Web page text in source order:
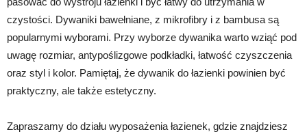
czystości. Dywaniki bawełniane, z mikrofibry i z bambusa są
popularnymi wyborami. Przy wyborze dywanika warto wziąć pod
uwagę rozmiar, antypoślizgowe podkładki, łatwość czyszczenia
oraz styl i kolor. Pamiętaj, że dywanik do łazienki powinien być
praktyczny, ale także estetyczny.
Zapraszamy do działu wyposażenia łazienek, gdzie znajdziesz